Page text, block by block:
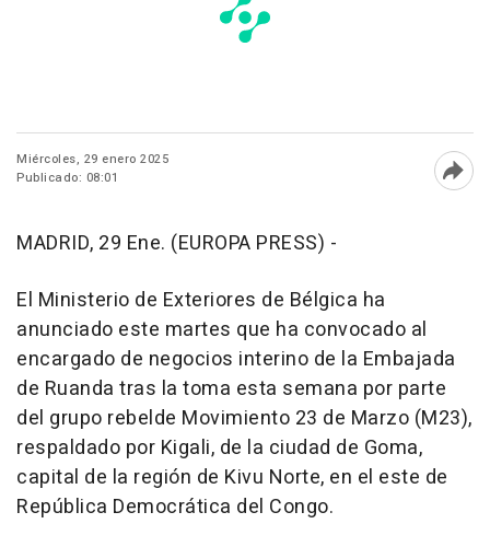
Miércoles, 29 enero 2025
Publicado: 08:01
MADRID, 29 Ene. (EUROPA PRESS) -
El Ministerio de Exteriores de Bélgica ha
anunciado este martes que ha convocado al
encargado de negocios interino de la Embajada
de Ruanda tras la toma esta semana por parte
del grupo rebelde Movimiento 23 de Marzo (M23),
respaldado por Kigali, de la ciudad de Goma,
capital de la región de Kivu Norte, en el este de
República Democrática del Congo.